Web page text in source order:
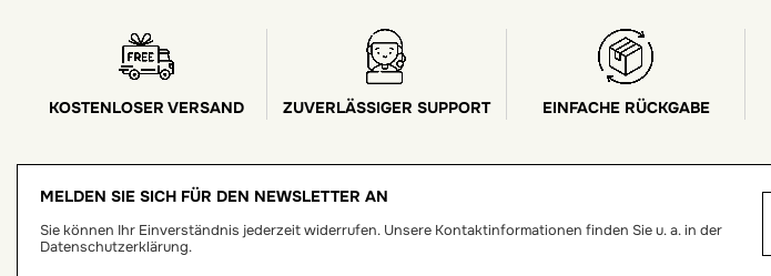
KOSTENLOSER VERSAND ZUVERLÄSSIGER SUPPORT EINFACHE RÜCKGABE
MELDEN SIE SICH FÜR DEN NEWSLETTER AN
Sie können Ihr Einverständnis jederzeit widerrufen. Unsere Kontaktinformationen finden Sie u. a. in der
Datenschutzerklärung.